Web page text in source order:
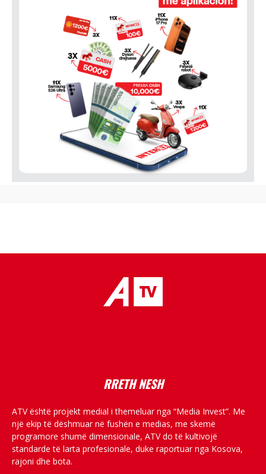
RRETH NESH
ATV është projekt medial i themeluar nga “Media Invest”. Me
një ekip të dëshmuar në fushën e medias, me skemë
programore shumë dimensionale, ATV do të kultivojë
standarde të larta profesionale, duke raportuar nga Kosova,
rajoni dhe bota.